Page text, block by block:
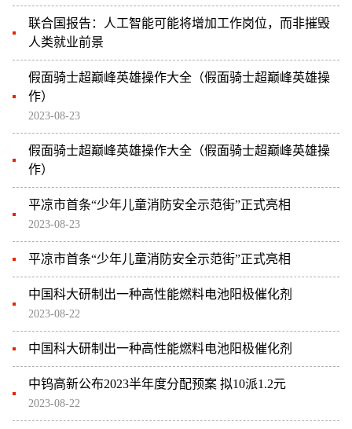
联合国报告：人工智能可能将增加工作岗位，而非摧毁
人类就业前景
假面骑士超巅峰英雄操作大全（假面骑士超巅峰英雄操
作）
2023-08-23
假面骑士超巅峰英雄操作大全（假面骑士超巅峰英雄操
作）
平凉市首条“少年儿童消防安全示范街”正式亮相
2023-08-23
平凉市首条“少年儿童消防安全示范街”正式亮相
中国科大研制出一种高性能燃料电池阳极催化剂
2023-08-22
中国科大研制出一种高性能燃料电池阳极催化剂
中钨高新公布2023半年度分配预案 拟10派1.2元
2023-08-22